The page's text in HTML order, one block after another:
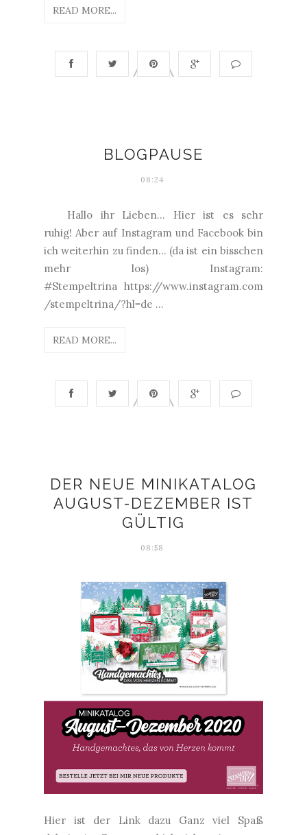
READ MORE...
BLOGPAUSE
08:24
Hallo ihr Lieben... Hier ist es sehr
ruhig! Aber auf Instagram und Facebook bin
ich weiterhin zu finden... (da ist ein bisschen
mehr los) Instagram:
#Stempeltrina https://www.instagram.com
/stempeltrina/?hl=de ...
READ MORE...
DER NEUE MINIKATALOG
AUGUST-DEZEMBER IST
GÜLTIG
08:58
Hier ist der Link dazu Ganz viel Spaß